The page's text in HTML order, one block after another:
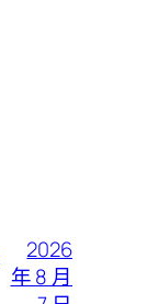
2026
年 8 月